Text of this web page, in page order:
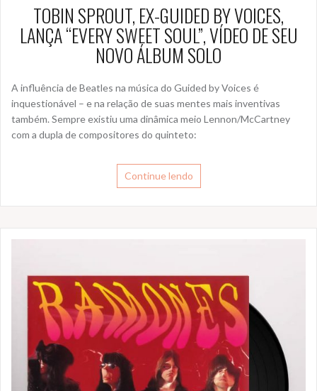
TOBIN SPROUT, EX-GUIDED BY VOICES,
LANÇA “EVERY SWEET SOUL”, VÍDEO DE SEU
NOVO ÁLBUM SOLO
A influência de Beatles na música do Guided by Voices é
inquestionável – e na relação de suas mentes mais inventivas
também. Sempre existiu uma dinâmica meio Lennon/McCartney
com a dupla de compositores do quinteto:
Continue lendo